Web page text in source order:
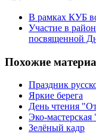
В рамках КУБ
Участие в
посвященной
Похожие
Праздник
Яркие берега
День чтения
Эко-мастерская
Зелёный кадр